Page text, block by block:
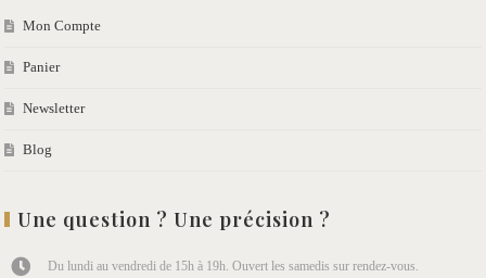
Mon Compte
Panier
Newsletter
Blog
Une question ? Une précision ?
Du lundi au vendredi de 15h à 19h. Ouvert les samedis sur rendez-vous.